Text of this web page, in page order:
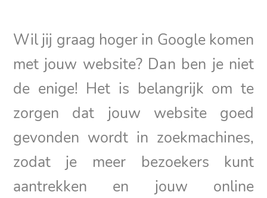
Wil jij graag hoger in Google komen
met jouw website? Dan ben je niet
de enige! Het is belangrijk om te
zorgen dat jouw website goed
gevonden wordt in zoekmachines,
zodat je meer bezoekers kunt
aantrekken en jouw online